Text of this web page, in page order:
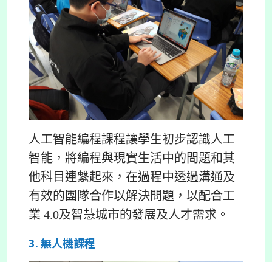
人工智能編程課程讓學生初步認識人工
智能，將編程與現實生活中的問題和其
他科目連繫起來，在過程中透過溝通及
有效的團隊合作以解決問題，以配合工
業 4.0及智慧城市的發展及人才需求。
3. 無人機課程